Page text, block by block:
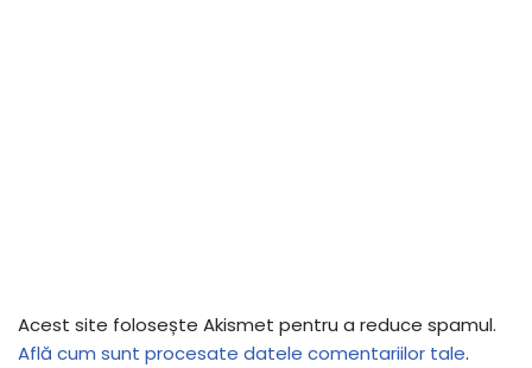
Acest site folosește Akismet pentru a reduce spamul.
Află cum sunt procesate datele comentariilor tale.